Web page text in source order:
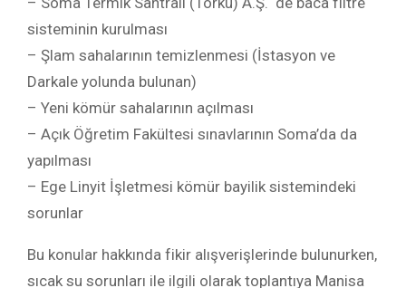
sisteminin kurulması
– Şlam sahalarının temizlenmesi (İstasyon ve
Darkale yolunda bulunan)
– Yeni kömür sahalarının açılması
– Açık Öğretim Fakültesi sınavlarının Soma’da da
yapılması
– Ege Linyit İşletmesi kömür bayilik sistemindeki
sorunlar
Bu konular hakkında fikir alışverişlerinde bulunurken,
sıcak su sorunları ile ilgili olarak toplantıya Manisa